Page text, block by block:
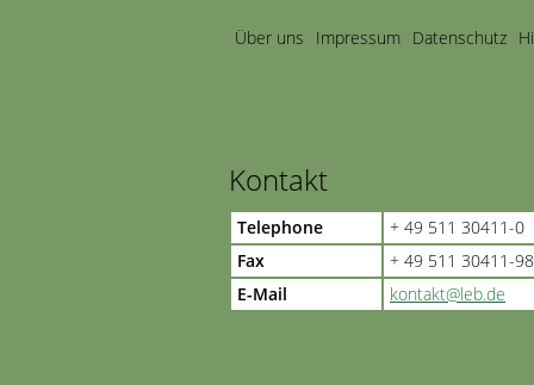
Navigation
überspringen
Über uns Impressum Datenschutz
Kontakt
Telephone
+ 49 511 30411-0
Fax
+ 49 511 30411-98
E-Mail
kontakt@leb.de